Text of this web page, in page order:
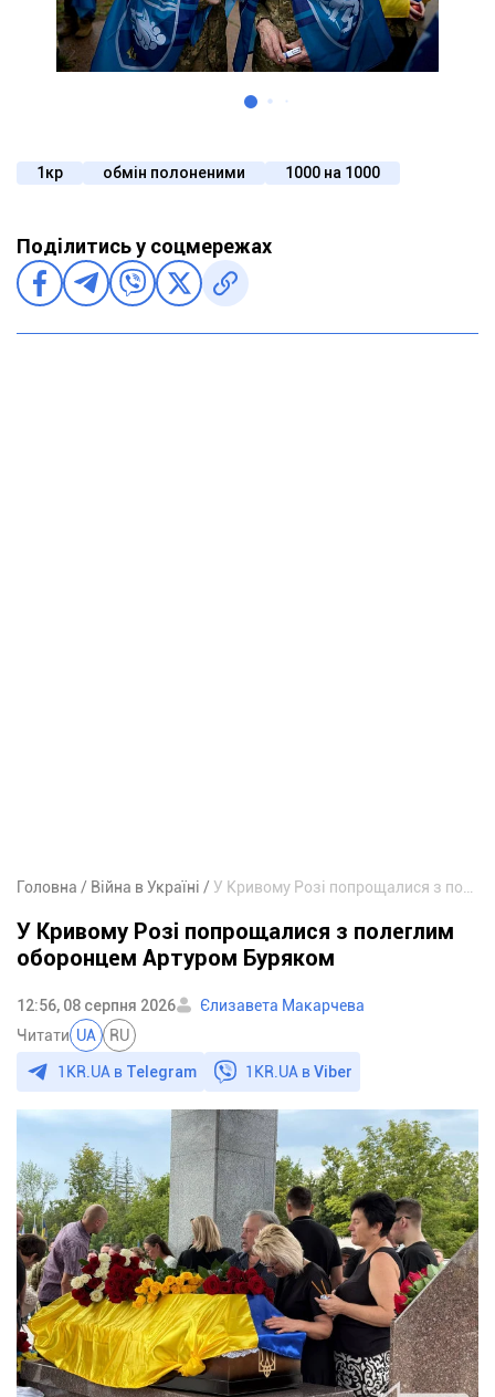
1кр обмін полоненими 1000 на 1000
Поділитись у соцмережах
Головна Війна в Україні
У Кривому Розі попрощалися з полеглим
оборонцем Артуром Буряком
12:56, 08 серпня 2026
Єлизавета Макарчева
Читати UA RU
1KR.UA в Telegram 1KR.UA вViber